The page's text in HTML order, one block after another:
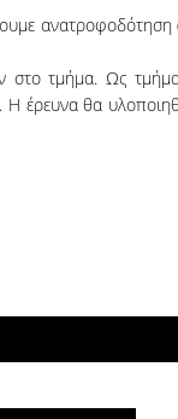
ανατροφοδότηση
τμήμα. Ως τμήμα
έρευνα θα